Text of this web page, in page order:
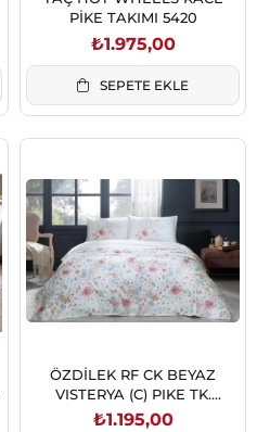
PİKE TAKIMI 5420
₺1.975,00
SEPETE EKLE
ÖZDİLEK RF CK BEYAZ
VISTERYA (C) PIKE TK.
8697353549380
₺1.195,00